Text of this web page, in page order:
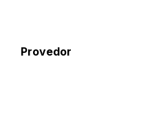
Provedor